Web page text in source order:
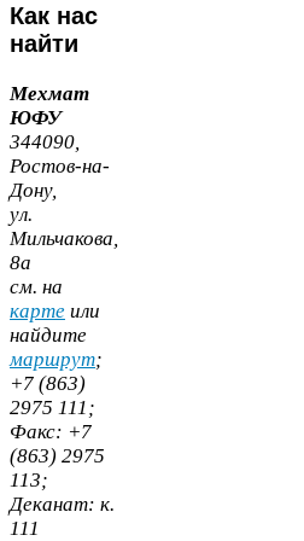
Как нас
найти
Мехмат
ЮФУ
344090,
Ростов-​на-​
Дону,
ул.
Мильчакова,
8а
cм. на
карте или
найдите
маршрут;
+7 (863)
2975 111;
Факс: +7
(863) 2975
113;
Деканат: к.
111